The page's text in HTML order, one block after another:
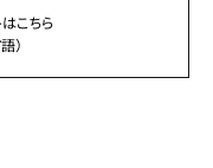
こちら
）